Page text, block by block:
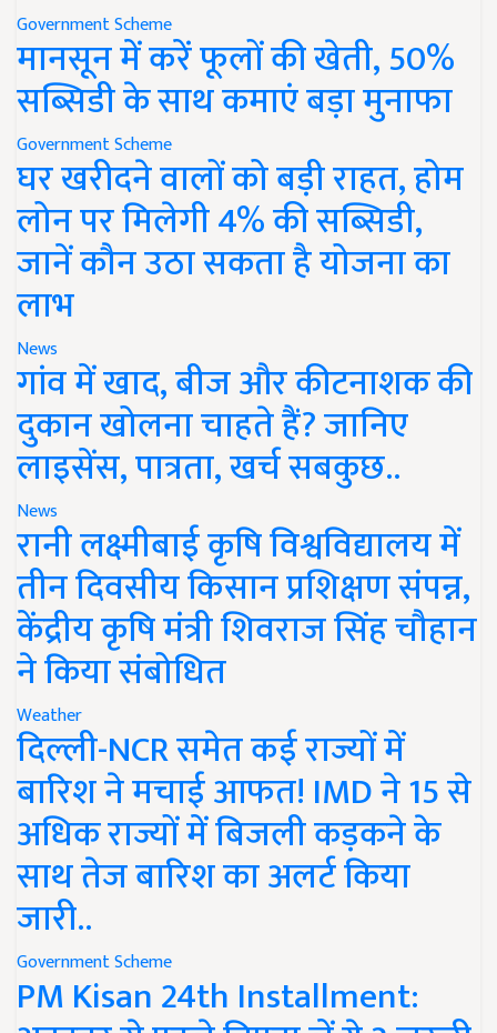
Government Scheme
मानसून में करें फूलों की खेती, 50%
सब्सिडी के साथ कमाएं बड़ा मुनाफा
Government Scheme
घर खरीदने वालों को बड़ी राहत, होम
लोन पर मिलेगी 4% की सब्सिडी,
जानें कौन उठा सकता है योजना का
लाभ
News
गांव में खाद, बीज और कीटनाशक की
दुकान खोलना चाहते हैं? जानिए
लाइसेंस, पात्रता, खर्च सबकुछ..
News
रानी लक्ष्मीबाई कृषि विश्वविद्यालय में
तीन दिवसीय किसान प्रशिक्षण संपन्न,
केंद्रीय कृषि मंत्री शिवराज सिंह चौहान
ने किया संबोधित
Weather
दिल्ली-NCR समेत कई राज्यों में
बारिश ने मचाई आफत! IMD ने 15 से
अधिक राज्यों में बिजली कड़कने के
साथ तेज बारिश का अलर्ट किया
जारी..
Government Scheme
PM Kisan 24th Installment: